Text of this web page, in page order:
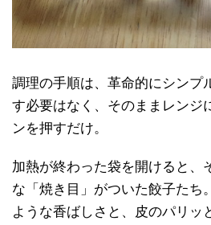
調理の手順は、革命的にシンプ
す必要はなく、そのままレンジ
ンを押すだけ。
加熱が終わった袋を開けると、
な「焼き目」がついた餃子たち
ような香ばしさと、皮のパリッ